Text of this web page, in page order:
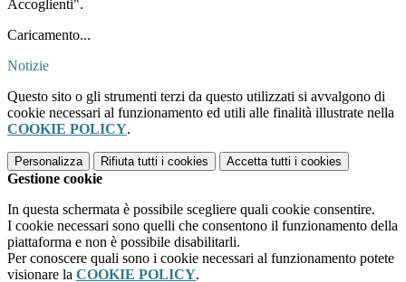
Accoglienti".
Caricamento...
Notizie
Questo sito o gli strumenti terzi da questo utilizzati si avvalgono di
cookie necessari al funzionamento ed utili alle finalità illustrate nella
COOKIE POLICY.
Personalizza Rifiuta tutti i cookies Accetta tutti i cookies
Gestione cookie
In questa schermata è possibile scegliere quali cookie consentire.
I cookie necessari sono quelli che consentono il funzionamento della
piattaforma e non è possibile disabilitarli.
Per conoscere quali sono i cookie necessari al funzionamento potete
visionare la COOKIE POLICY.